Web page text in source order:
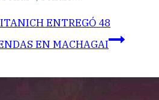
ENTREGÓ 48
EN MACHAGAI